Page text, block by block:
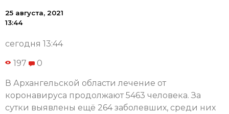
25 августа, 2021
13:44
сегодня 13:44
197 0
В Архангельской области лечение от
коронавируса продолжают 5463 человека. За
сутки выявлены ещё 264 заболевших, среди них